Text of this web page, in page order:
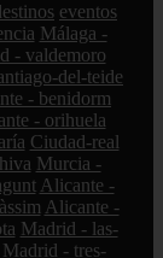
eventos
Málaga -
- valdemoro
del-teide
- benidorm
- orihuela
Ciudad-real
Murcia -
Alicante -
Alicante -
Madrid - las-
Madrid - tres-